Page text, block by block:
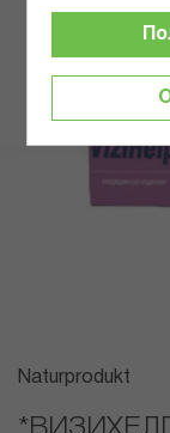
Преминете
началото
Naturprodukt